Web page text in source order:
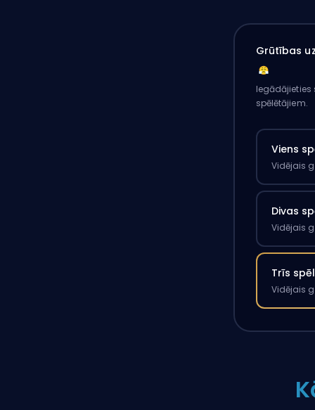
Grūtības
Iegādājieties
spēlētājiem.
Viens
Vidējais
Divas
Vidējais
Trīs
Vidējais